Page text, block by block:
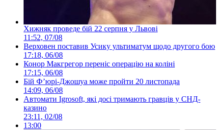
Хижняк проведе бій 22 серпня у Львові
11:52, 07/08
Верховен поставив Усику ультиматум щодо другого бою
17:18, 06/08
Конор Макгрегор переніс операцію на коліні
17:15, 06/08
Бій Ф’юрі-Джошуа може пройти 20 листопада
14:09, 06/08
Автомати Igrosoft, які досі тримають гравців у СНД-
казино
23:11, 02/08
13:00